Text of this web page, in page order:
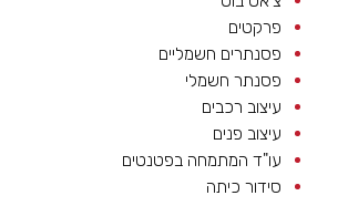
פרקטים
פסנתרים חשמליים
פסנתר חשמלי
עיצוב רכבים
עיצוב פנים
עו"ד המתמחה בפטנטים
סידור כיתה